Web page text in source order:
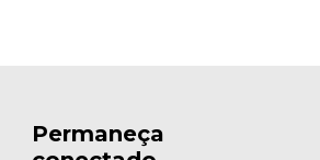
Permaneça